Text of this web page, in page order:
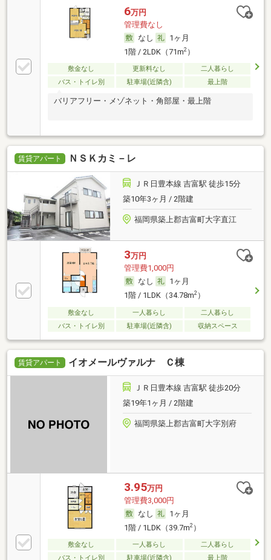
6万円
管理費なし
なし
1ヶ月
1階 / 2LDK（71m2）
敷金なし 更新料なし
二人暮らし
バス・トイレ別
駐車場(近隣含) 最上階
バリアフリー・メゾネット・角部屋・最上階
賃貸アパート ＮＳＫカミ－レ
ＪＲ日豊本線 吉富駅 徒歩15分
築10年3ヶ月 / 2階建
福岡県築上郡吉富町大字直江
3万円
管理費1,000円
なし
1ヶ月
1階 / 1LDK（34.78m2）
敷金なし 一人暮らし
二人暮らし
バス・トイレ別
駐車場(近隣含) 収納スペース
賃貸アパート イオメールヴァルナ Ｃ棟
ＪＲ日豊本線 吉富駅 徒歩20分
築19年1ヶ月 / 2階建
福岡県築上郡吉富町大字別府
3.95万円
管理費3,000円
なし
1ヶ月
1階 / 1LDK（39.7m2）
敷金なし 一人暮らし
二人暮らし
バス・トイレ別
駐車場(近隣含) 最上階